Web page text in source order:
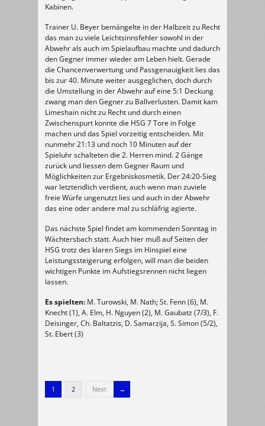
Kabinen.
Trainer U. Beyer bemängelte in der Halbzeit zu Recht
das man zu viele Leichtsinnsfehler sowohl in der
Abwehr als auch im Spielaufbau machte und dadurch
den Gegner immer wieder am Leben hielt. Gerade
die Chancenverwertung und Passgenauigkeit lies das
bis zur 40. Minute weiter ausgeglichen, doch durch
die Umstellung in der Abwehr auf eine 5:1 Deckung
zwang man den Gegner zu Ballverlusten. Damit kam
Limeshain nicht zu Recht und durch einen
Zwischenspurt konnte die HSG 7 Tore in Folge
machen und das Spiel vorzeitig entscheiden. Mit
nunmehr 21:13 und noch 10 Minuten auf der
Spieluhr schalteten die 2. Herren mind. 2 Gänge
zurück und liessen dem Gegner Raum und
Möglichkeiten zur Ergebniskosmetik. Der 24:20-Sieg
war letztendlich verdient, auch wenn man zuviele
freie Würfe ungenutzt lies und auch in der Abwehr
das eine oder andere mal zu schläfrig agierte.
Das nächste Spiel findet am kommenden Sonntag in
Wächtersbach statt. Auch hier muß auf Seiten der
HSG trotz des klaren Siegs im Hinspiel eine
Leistungssteigerung erfolgen, will man die beiden
wichtigen Punkte im Aufstiegsrennen nicht liegen
lassen.
Es spielten: M. Turowski, M. Nath; St. Fenn (6), M.
Knecht (1), A. Elm, H. Nguyen (2), M. Gaubatz (7/3), F.
Deisinger, Ch. Baltatzis, D. Samarzija, S. Simon (5/2),
St. Ebert (3)
1 2 Next